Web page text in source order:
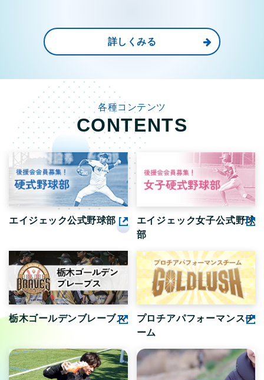
詳しくみる
各種コンテンツ
CONTENTS
エイジェック公式野球部
エイジェック女子公式野球
部
栃木ゴールデンブレーブス
プロチアパフォーマンスチ
ーム